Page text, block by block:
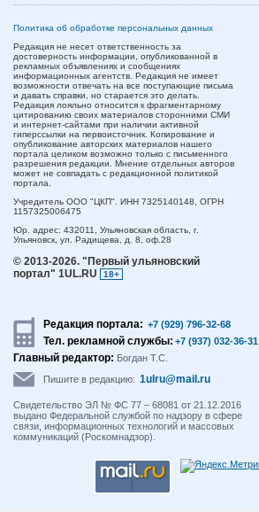
Политика об обработке персональных данных
Редакция не несет ответственность за
достоверность информации, опубликованной в
рекламных объявлениях и сообщениях
информационных агентств. Редакция не имеет
возможности отвечать на все поступающие письма
и давать справки, но старается это делать.
Редакция лояльно относится к фрагментарному
цитированию своих материалов сторонними СМИ
и интернет-сайтами при наличии активной
гиперссылки на первоисточник. Копирование и
опубликование авторских материалов нашего
портала целиком возможно только с письменного
разрешения редакции. Мнение отдельных авторов
может не совпадать с редакционной политикой
портала.
Учредитель ООО "ЦКП". ИНН 7325140148, ОГРН
1157325006475
Юр. адрес: 432011, Ульяновская область, г.
Ульяновск, ул. Радищева, д. 8, оф.28
© 2013-2026. "Первый ульяновский
портал" 1UL.RU
18+
Редакция портала: +7 (929) 796-32-68
Тел. рекламной службы: +7 (937) 032-36-31
Главный редактор: Богдан Т.С.
Пишите в редакцию: 1ulru@mail.ru
Свидетельство ЭЛ № ФС 77 – 68081 от 21.12.2016
выдано Федеральной службой по надзору в сфере
связи, информационных технологий и массовых
коммуникаций (Роскомнадзор).